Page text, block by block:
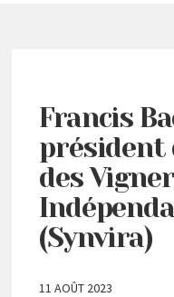
Francis
président
des
(Synvira)
11 AOÛT 2023